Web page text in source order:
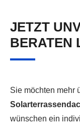
JETZT
BERATEN
Sie möchten mehr
wünschen ein